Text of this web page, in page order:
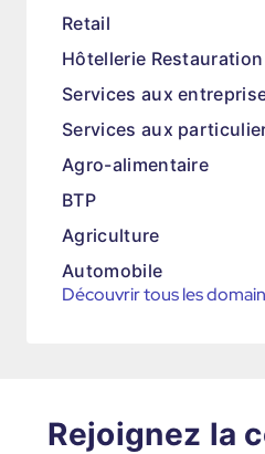
Retail
Hôtellerie Restauration
Services aux
Services aux
Agro-alimentaire
BTP
Agriculture
Automobile
Découvrir tous les
Rejoignez la